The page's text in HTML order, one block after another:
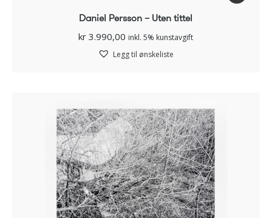
Daniel Persson – Uten tittel
kr 3.990,00 inkl. 5% kunstavgift
Legg til ønskeliste